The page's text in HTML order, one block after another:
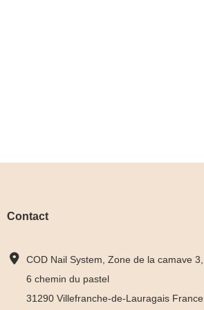
Contact
COD Nail System, Zone de la camave 3,
6 chemin du pastel
31290 Villefranche-de-Lauragais France